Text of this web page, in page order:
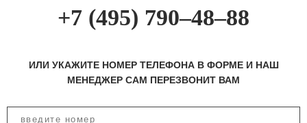
+7 (495) 790–48–88
ИЛИ УКАЖИТЕ НОМЕР ТЕЛЕФОНА В ФОРМЕ И НАШ
МЕНЕДЖЕР САМ ПЕРЕЗВОНИТ ВАМ